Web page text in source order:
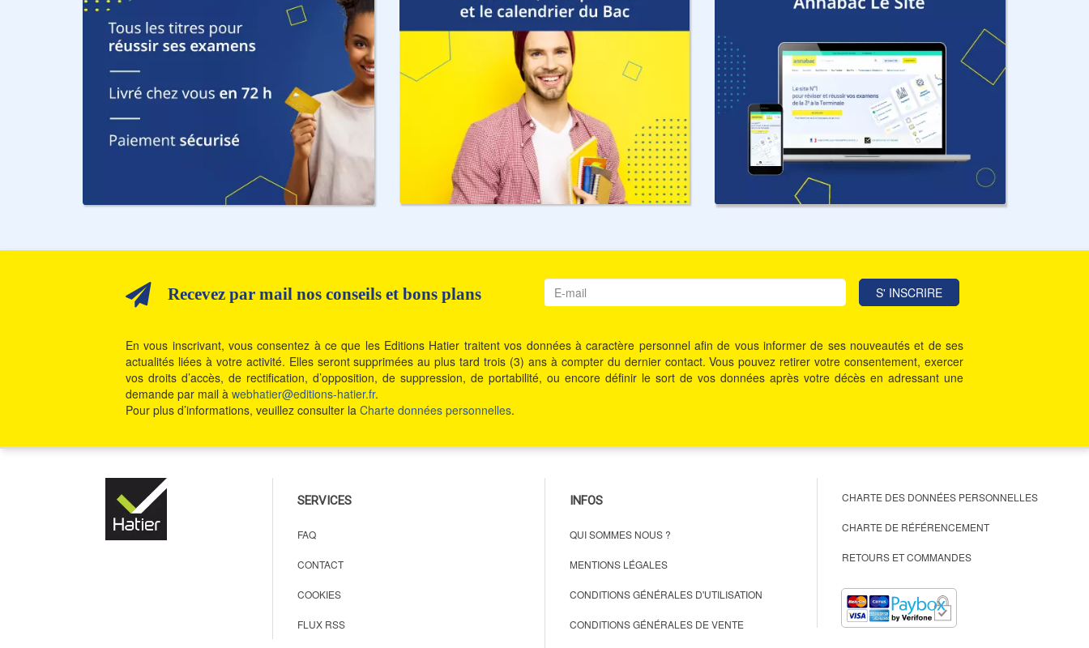
Recevez par mail nos conseils et bons plans
En vous inscrivant, vous consentez à ce que les Editions Hatier traitent vos données à caractère personnel afin de vous informer de ses nouveautés et de ses
actualités liées à votre activité. Elles seront supprimées au plus tard trois (3) ans à compter du dernier contact. Vous pouvez retirer votre consentement, exercer
vos droits d’accès, de rectification, d’opposition, de suppression, de portabilité, ou encore définir le sort de vos données après votre décès en adressant une
demande par mail à webhatier@editions-hatier.fr.
Pour plus d’informations, veuillez consulter la Charte données personnelles.
SERVICES
FAQ
CONTACT
COOKIES
FLUX RSS
INFOS
QUI SOMMES NOUS ?
MENTIONS LÉGALES
CONDITIONS GÉNÉRALES D'UTILISATION
CONDITIONS GÉNÉRALES DE VENTE
CHARTE DES DONNÉES PERSONNELLES
CHARTE DE RÉFÉRENCEMENT
RETOURS ET COMMANDES